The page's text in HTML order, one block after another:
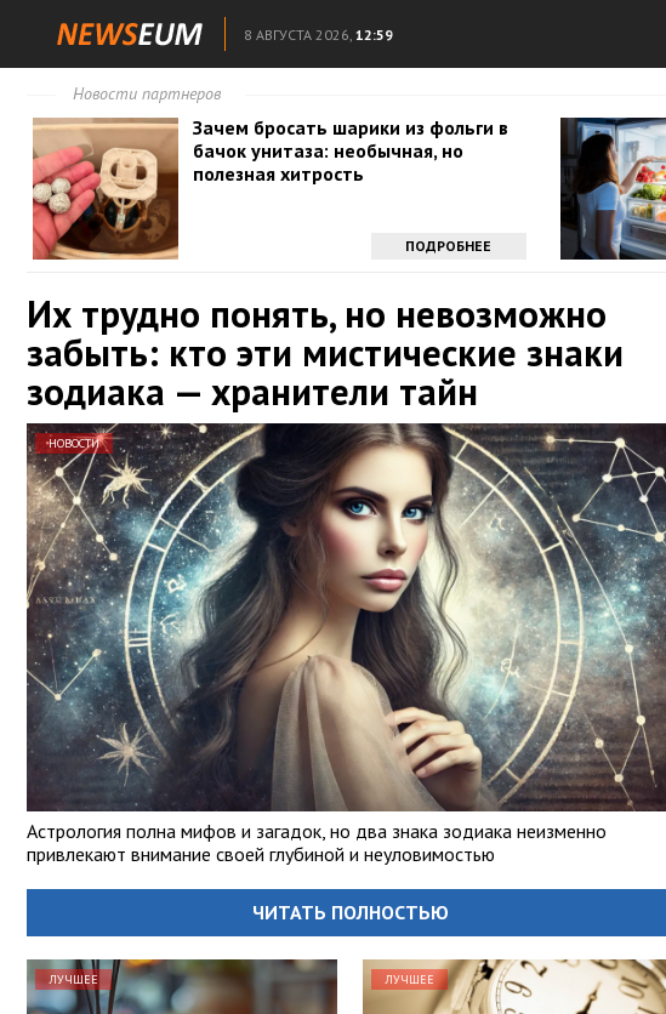
8 АВГУСТА 2026, 12:59
Новости партнеров
Зачем бросать шарики из фольги в
бачок унитаза: необычная, но
полезная хитрость
ПОДРОБНЕЕ
Их трудно понять, но невозможно
забыть: кто эти мистические знаки
зодиака — хранители тайн
НОВОСТИ
Астрология полна мифов и загадок, но два знака зодиака неизменно
привлекают внимание своей глубиной и неуловимостью
ЧИТАТЬ ПОЛНОСТЬЮ
ЛУЧШЕЕ ЛУЧШЕЕ